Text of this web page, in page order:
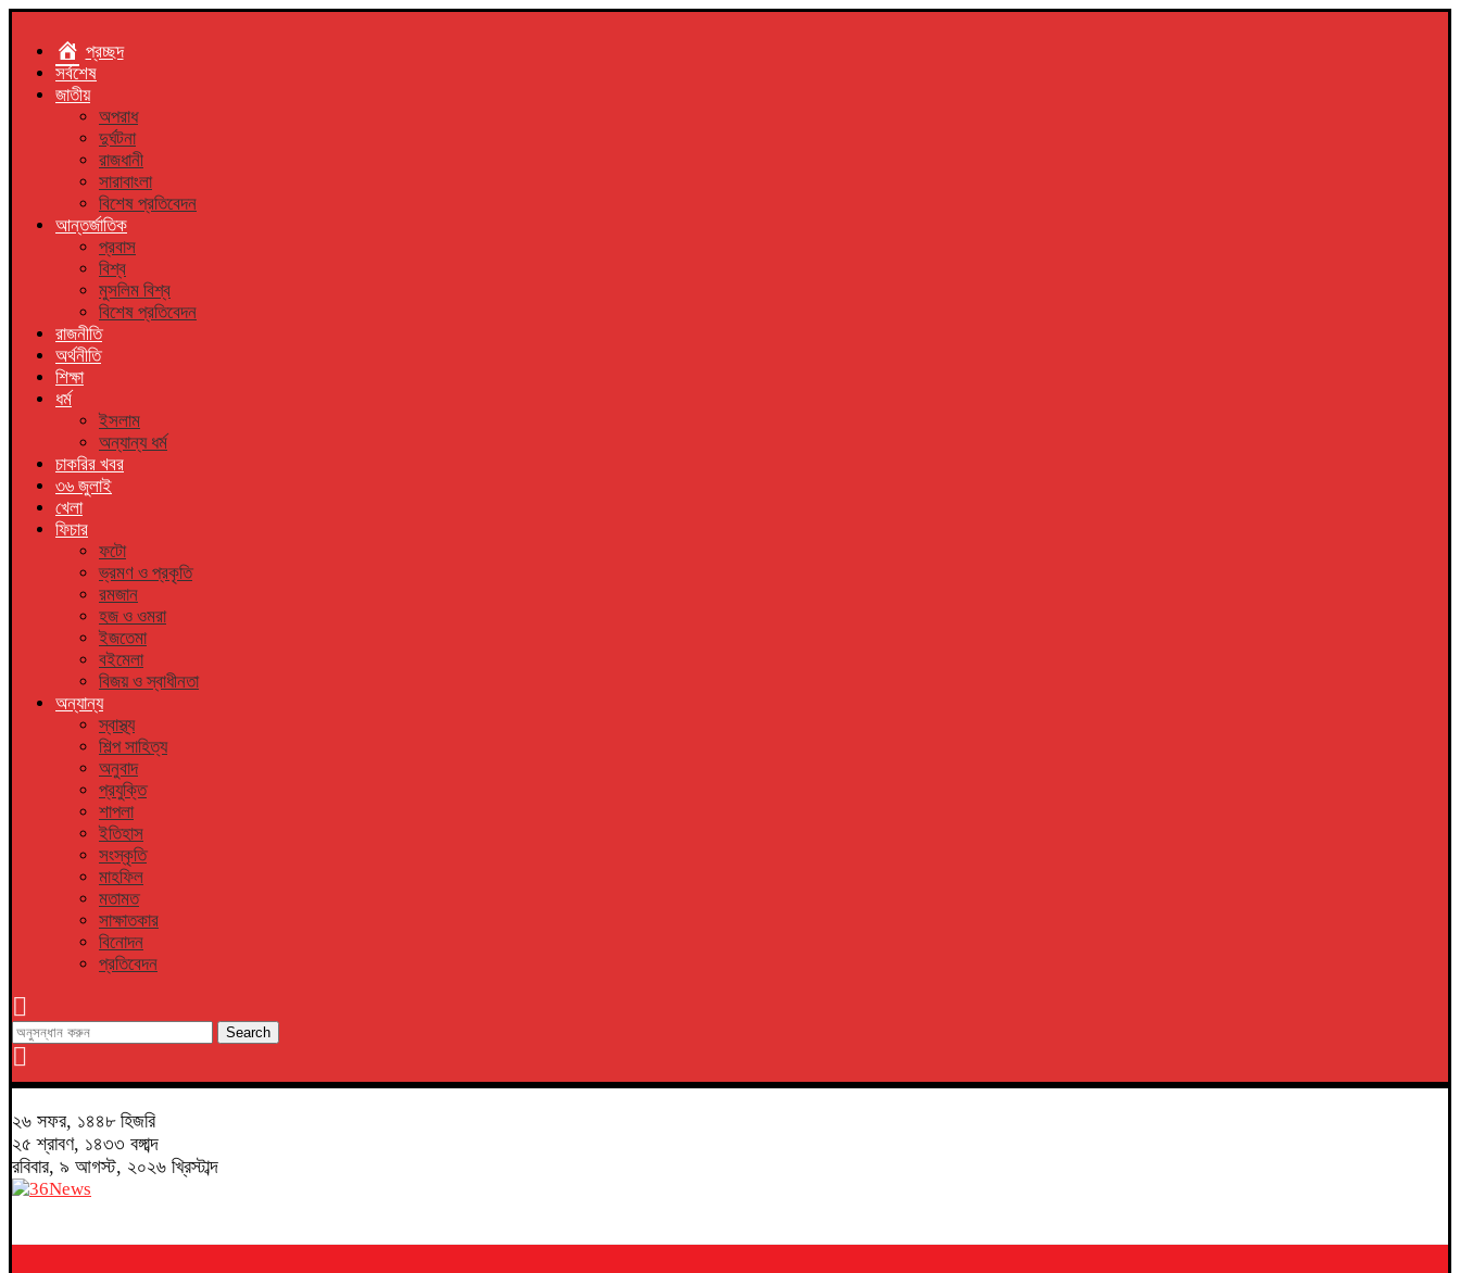
প্রচ্ছদ
সর্বশেষ
জাতীয়
অপরাধ
দুর্ঘটনা
রাজধানী
সারাবাংলা
বিশেষ প্রতিবেদন
আন্তর্জাতিক
প্রবাস
বিশ্ব
মুসলিম বিশ্ব
বিশেষ প্রতিবেদন
রাজনীতি
অর্থনীতি
শিক্ষা
ধর্ম
ইসলাম
অন্যান্য ধর্ম
চাকরির খবর
৩৬ জুলাই
খেলা
ফিচার
ফটো
ভ্রমণ ও প্রকৃতি
রমজান
হজ ও ওমরা
ইজতেমা
বইমেলা
বিজয় ও স্বাধীনতা
অন্যান্য
স্বাস্থ্য
শিল্প সাহিত্য
অনুবাদ
প্রযুক্তি
শাপলা
ইতিহাস
সংস্কৃতি
মাহফিল
মতামত
সাক্ষাতকার
বিনোদন
প্রতিবেদন
Search
২৬ সফর, ১৪৪৮ হিজরি
২৫ শ্রাবণ, ১৪৩৩ বঙ্গাব্দ
রবিবার, ৯ আগস্ট, ২০২৬ খ্রিস্টাব্দ